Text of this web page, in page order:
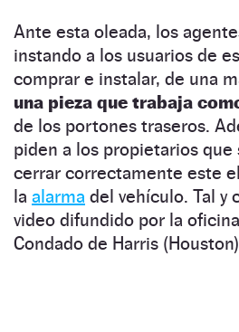
Ante esta oleada, los
instando a los usuarios de
comprar e instalar, de una
una pieza que trabaja
de los portones traseros.
piden a los propietarios que
cerrar correctamente este
la alarma del vehículo. Tal y
video difundido por la
Condado de Harris